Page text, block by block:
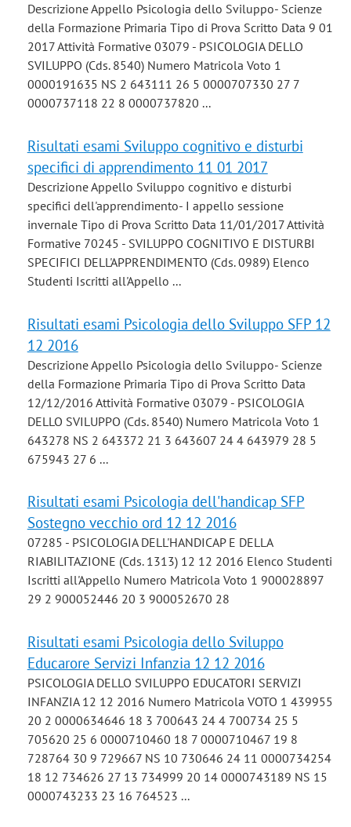
Descrizione Appello Psicologia dello Sviluppo- Scienze
della Formazione Primaria Tipo di Prova Scritto Data 9 01
2017 Attività Formative 03079 - PSICOLOGIA DELLO
SVILUPPO (Cds. 8540) Numero Matricola Voto 1
0000191635 NS 2 643111 26 5 0000707330 27 7
0000737118 22 8 0000737820 ...
Risultati esami Sviluppo cognitivo e disturbi
specifici di apprendimento 11 01 2017
Descrizione Appello Sviluppo cognitivo e disturbi
specifici dell'apprendimento- I appello sessione
invernale Tipo di Prova Scritto Data 11/01/2017 Attività
Formative 70245 - SVILUPPO COGNITIVO E DISTURBI
SPECIFICI DELL'APPRENDIMENTO (Cds. 0989) Elenco
Studenti Iscritti all'Appello ...
Risultati esami Psicologia dello Sviluppo SFP 12
12 2016
Descrizione Appello Psicologia dello Sviluppo- Scienze
della Formazione Primaria Tipo di Prova Scritto Data
12/12/2016 Attività Formative 03079 - PSICOLOGIA
DELLO SVILUPPO (Cds. 8540) Numero Matricola Voto 1
643278 NS 2 643372 21 3 643607 24 4 643979 28 5
675943 27 6 ...
Risultati esami Psicologia dell'handicap SFP
Sostegno vecchio ord 12 12 2016
07285 - PSICOLOGIA DELL'HANDICAP E DELLA
RIABILITAZIONE (Cds. 1313) 12 12 2016 Elenco Studenti
Iscritti all'Appello Numero Matricola Voto 1 900028897
29 2 900052446 20 3 900052670 28
Risultati esami Psicologia dello Sviluppo
Educarore Servizi Infanzia 12 12 2016
PSICOLOGIA DELLO SVILUPPO EDUCATORI SERVIZI
INFANZIA 12 12 2016 Numero Matricola VOTO 1 439955
20 2 0000634646 18 3 700643 24 4 700734 25 5
705620 25 6 0000710460 18 7 0000710467 19 8
728764 30 9 729667 NS 10 730646 24 11 0000734254
18 12 734626 27 13 734999 20 14 0000743189 NS 15
0000743233 23 16 764523 ...